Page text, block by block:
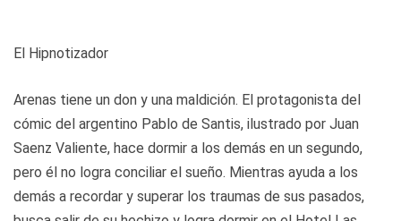
El Hipnotizador
Arenas tiene un don y una maldición. El protagonista del
cómic del argentino Pablo de Santis, ilustrado por Juan
Saenz Valiente, hace dormir a los demás en un segundo,
pero él no logra conciliar el sueño. Mientras ayuda a los
demás a recordar y superar los traumas de sus pasados,